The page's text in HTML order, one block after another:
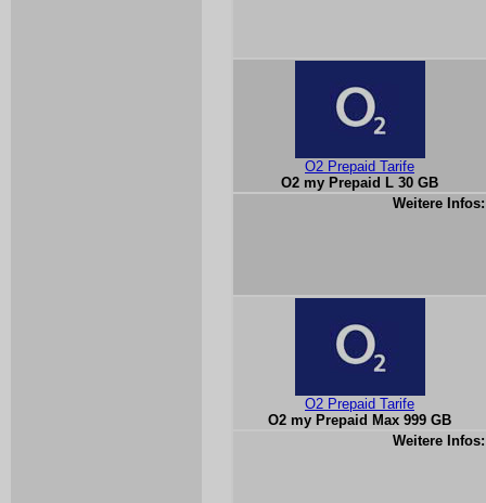
O2 Prepaid Tarife
O2 my Prepaid L 30 GB
Weitere Infos:
O2 Prepaid Tarife
O2 my Prepaid Max 999 GB
Weitere Infos: